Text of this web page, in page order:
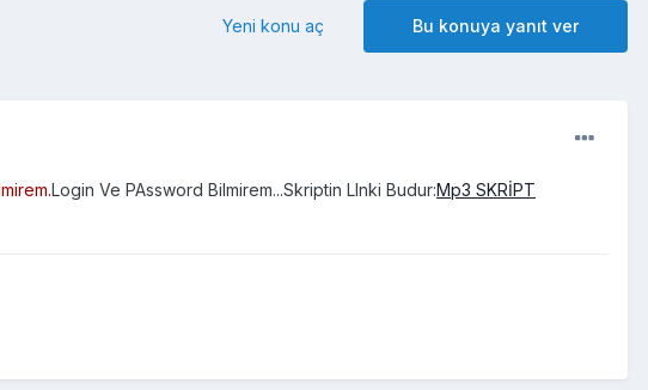
Bu konuya yanıt ver
Yeni konu aç
Login Ve PAssword Bilmirem...Skriptin LInki Budur:Mp3 SKRİPT